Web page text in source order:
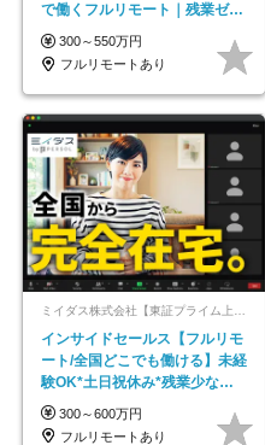
で働くフルリモート｜残業ゼロ
で18時退勤◎
300～550万円
フルリモートあり
インサイドセールス【フルリモ
ート/全国どこでも働ける】未経
験OK*土日祝休み*残業少なめ*
在宅勤務手当あり
300～600万円
フルリモートあり